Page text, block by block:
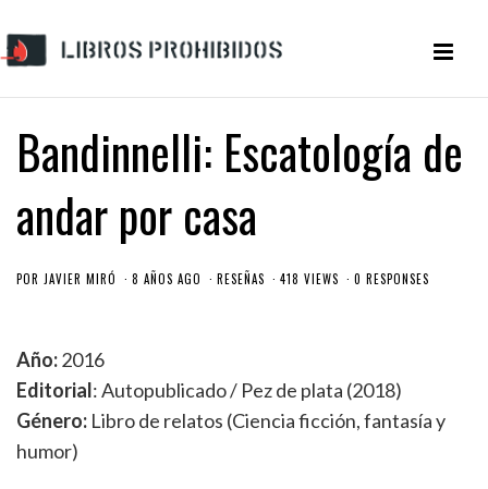
Bandinnelli: Escatología de
andar por casa
POR JAVIER MIRÓ 8 AÑOS AGO RESEÑAS 418 VIEWS 0 RESPONSES
Año:2016
Editorial: Autopublicado / Pez de plata (2018)
Género: Libro de relatos (Ciencia ficción, fantasía y
humor)